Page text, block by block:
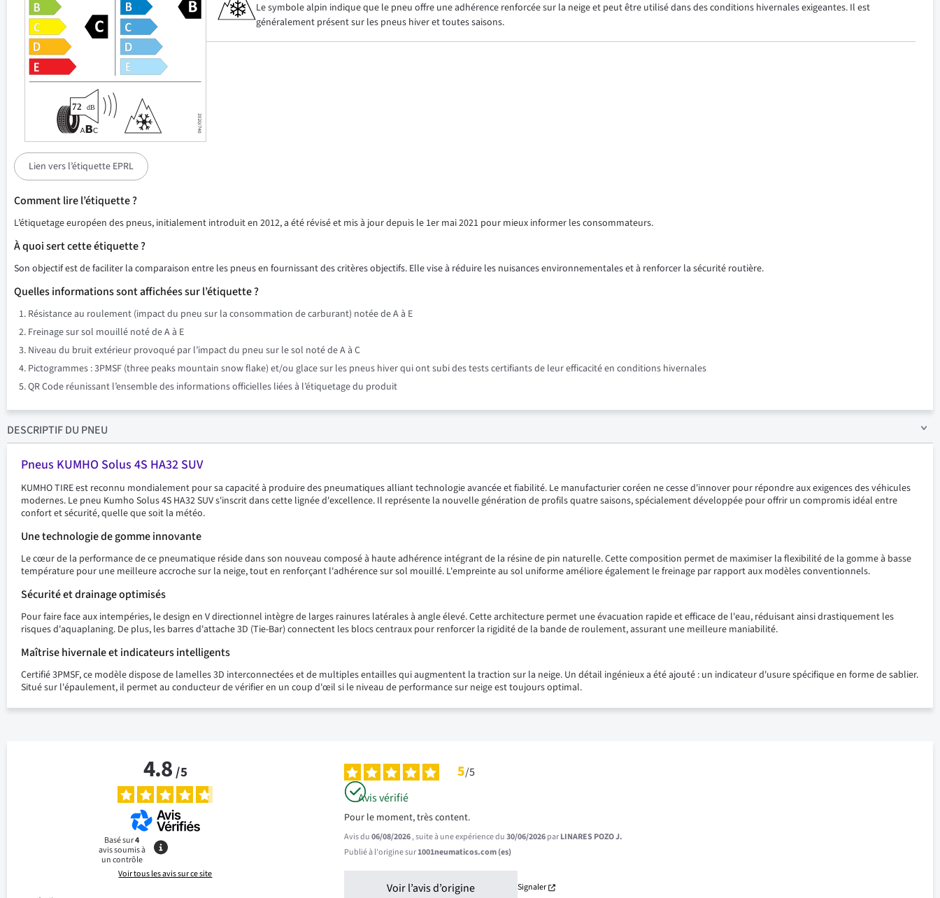
Le symbole alpin indique que le pneu offre une adhérence renforcée sur la neige et peut être utilisé dans des conditions hivernales exigeantes. Il est
généralement présent sur les pneus hiver et toutes saisons.
Lien vers l’étiquette EPRL
Comment lire l’étiquette ?
L’étiquetage européen des pneus, initialement introduit en 2012, a été révisé et mis à jour depuis le 1er mai 2021 pour mieux informer les consommateurs.
À quoi sert cette étiquette ?
Son objectif est de faciliter la comparaison entre les pneus en fournissant des critères objectifs. Elle vise à réduire les nuisances environnementales et à renforcer la sécurité routière.
Quelles informations sont affichées sur l’étiquette ?
Résistance au roulement (impact du pneu sur la consommation de carburant) notée de A à E
Freinage sur sol mouillé noté de A à E
Niveau du bruit extérieur provoqué par l’impact du pneu sur le sol noté de A à C
Pictogrammes : 3PMSF (three peaks mountain snow flake) et/ou glace sur les pneus hiver qui ont subi des tests certifiants de leur efficacité en conditions hivernales
QR Code réunissant l’ensemble des informations officielles liées à l’étiquetage du produit
DESCRIPTIFDU PNEU
Pneus KUMHO Solus 4S HA32 SUV
KUMHO TIRE est reconnu mondialement pour sa capacité à produire des pneumatiques alliant technologie avancée et fiabilité. Le manufacturier coréen ne cesse d'innover pour répondre aux exigences des véhicules
modernes. Le pneu Kumho Solus 4S HA32 SUV s'inscrit dans cette lignée d'excellence. Il représente la nouvelle génération de profils quatre saisons, spécialement développée pour offrir un compromis idéal entre
confort et sécurité, quelle que soit la météo.
Une technologie de gomme innovante
Le cœur de la performance de ce pneumatique réside dans son nouveau composé à haute adhérence intégrant de la résine de pin naturelle. Cette composition permet de maximiser la flexibilité de la gomme à basse
température pour une meilleure accroche sur la neige, tout en renforçant l'adhérence sur sol mouillé. L'empreinte au sol uniforme améliore également le freinage par rapport aux modèles conventionnels.
Sécurité et drainage optimisés
Pour faire face aux intempéries, le design en V directionnel intègre de larges rainures latérales à angle élevé. Cette architecture permet une évacuation rapide et efficace de l'eau, réduisant ainsi drastiquement les
risques d'aquaplaning. De plus, les barres d'attache 3D (Tie-Bar) connectent les blocs centraux pour renforcer la rigidité de la bande de roulement, assurant une meilleure maniabilité.
Maîtrise hivernale et indicateurs intelligents
Certifié 3PMSF, ce modèle dispose de lamelles 3D interconnectées et de multiples entailles qui augmentent la traction sur la neige. Un détail ingénieux a été ajouté : un indicateur d'usure spécifique en forme de sablier.
Situé sur l'épaulement, il permet au conducteur de vérifier en un coup d'œil si le niveau de performance sur neige est toujours optimal.
4.8/5
Basé sur4
avis soumis à
un contrôle
Voir tous les avis sur ce site
5/5
Avis vérifié
Pour le moment, très content.
Avis du06/08/2026, suite à une expérience du30/06/2026parLINARES POZO J.
Publié à l'origine sur1001neumaticos.com (es)
Voir l’avis d’origine Signaler